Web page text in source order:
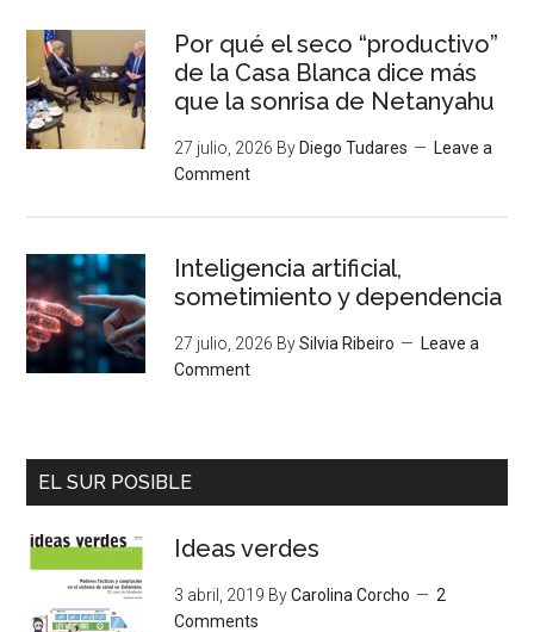
Por qué el seco “productivo”
de la Casa Blanca dice más
que la sonrisa de Netanyahu
27 julio, 2026 By Diego Tudares
Leave a
Comment
Inteligencia artificial,
sometimiento y dependencia
27 julio, 2026 BySilvia Ribeiro
Leave a
Comment
EL SUR POSIBLE
Ideas verdes
3 abril, 2019 ByCarolina Corcho
2
Comments